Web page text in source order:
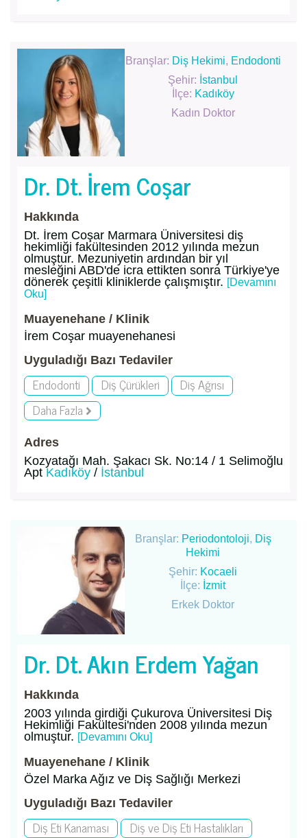
Branşlar: Diş Hekimi, Endodonti
Şehir: İstanbul
İlçe: Kadıköy
Kadın Doktor
Dr. Dt. İrem Coşar
Hakkında
Dt. İrem Coşar Marmara Üniversitesi diş
hekimliği fakültesinden 2012 yılında mezun
olmuştur. Mezuniyetin ardından bir yıl
mesleğini ABD'de icra ettikten sonra Türkiye'ye
dönerek çeşitli kliniklerde çalışmıştır. [Devamını
Oku]
Muayenehane / Klinik
İrem Coşar muayenehanesi
Uyguladığı Bazı Tedaviler
Endodonti Diş Çürükleri
Diş Ağrısı
Daha Fazla
Adres
Kozyatağı Mah. Şakacı Sk. No:14 / 1 Selimoğlu
Apt Kadıköy / İstanbul
Branşlar: Periodontoloji, Diş
Hekimi
Şehir: Kocaeli
İlçe: İzmit
Erkek Doktor
Dr. Dt. Akın Erdem Yağan
Hakkında
2003 yılında girdiği Çukurova Üniversitesi Diş
Hekimliği Fakültesi'nden 2008 yılında mezun
olmuştur. [Devamını Oku]
Muayenehane / Klinik
Özel Marka Ağız ve Diş Sağlığı Merkezi
Uyguladığı Bazı Tedaviler
Diş Eti Kanaması
Diş ve Diş Eti Hastalıkları